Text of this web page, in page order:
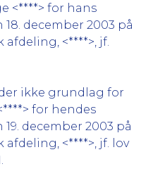
<****> for hans
december 2003 på
<****>, jf.
ikke grundlag for
for hendes
december 2003 på
<****>, jf. lov